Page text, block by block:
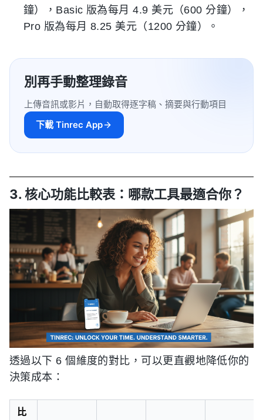
鐘），Basic 版為每月 4.9 美元（600 分鐘），
Pro 版為每月 8.25 美元（1200 分鐘）。
別再手動整理錄音
上傳音訊或影片，自動取得逐字稿、摘要與行動項目
下載 Tinrec App
3. 核心功能比較表：哪款工具最適合你？
透過以下 6 個維度的對比，可以更直觀地降低你的
決策成本：
比